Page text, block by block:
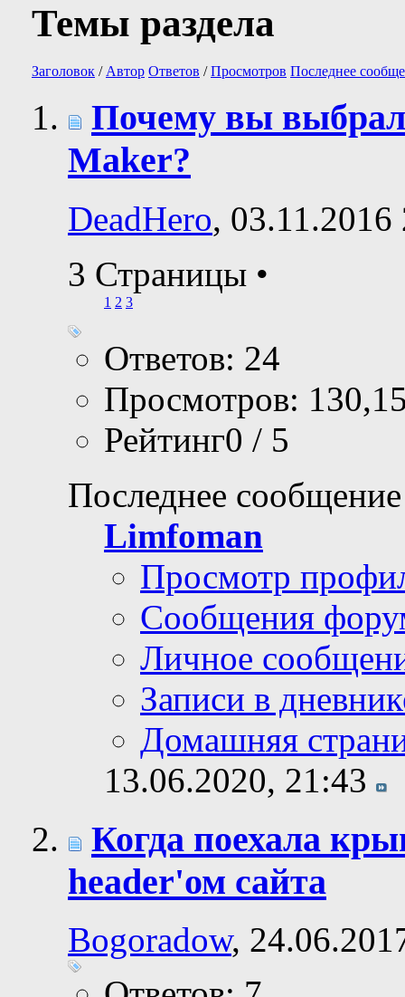
Темы раздела
Заголовок / Автор Ответов /Просмотров Последнее
Почему вы
Maker?
DeadHero, 03.11.2016
3 Страницы •
1 2 3
Ответов: 24
Просмотров:
Рейтинг0 / 5
Последнее
Limfoman
Просмотр
Сообщения
Личное
Записи в
Домашняя
13.06.2020, 21:43
Когда поехала
header'ом сайта
Bogoradow,